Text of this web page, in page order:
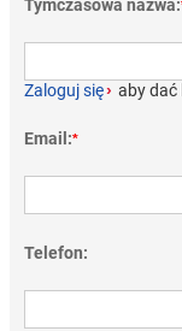
Tymczasowa nazwa:
Zaloguj się› aby dać
Email:*
Telefon: